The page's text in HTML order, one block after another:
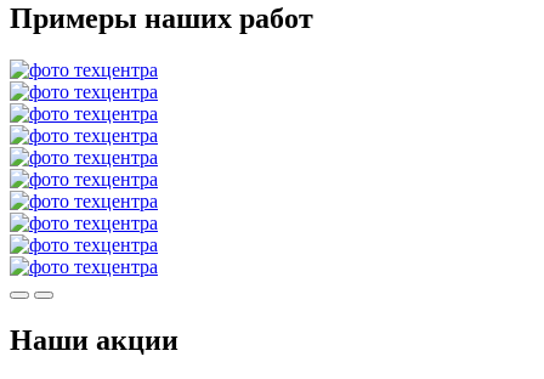
Примеры наших работ
Наши акции